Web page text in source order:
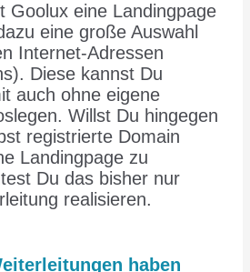
Goolux eine Landingpage
eine große Auswahl
Internet-Adressen
Diese kannst Du
auch ohne eigene
Willst Du hingegen
registrierte Domain
Landingpage zu
Du das bisher nur
realisieren.
haben